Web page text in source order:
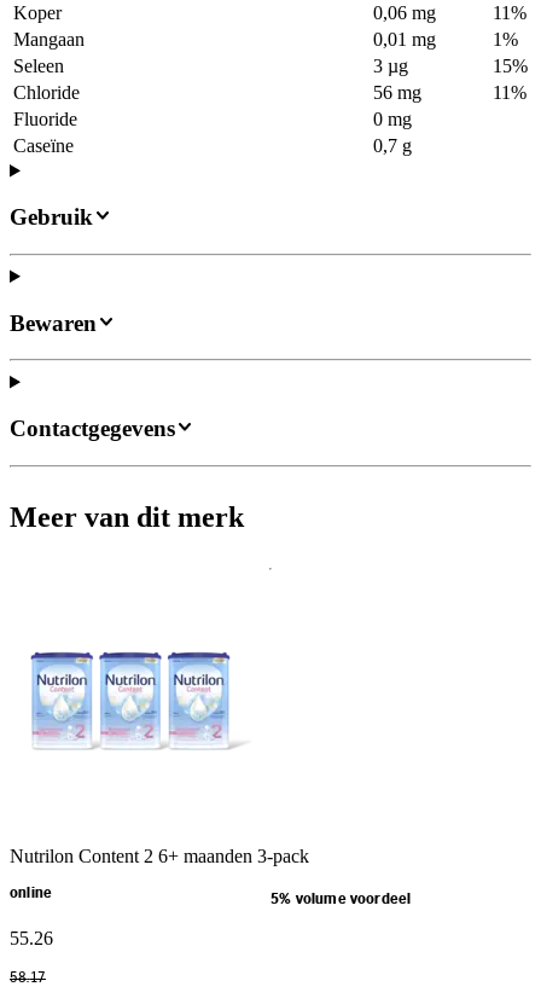
Koper
0,06 mg
11%
Mangaan
0,01 mg
1%
Seleen
3 µg
15%
Chloride
56 mg
11%
Fluoride
0 mg
Caseïne
0,7 g
Gebruik
Bewaren
Contactgegevens
Meer van dit merk
Nutrilon Content 2 6+ maanden 3-pack
online 5% volume voordeel
55.26
58.17